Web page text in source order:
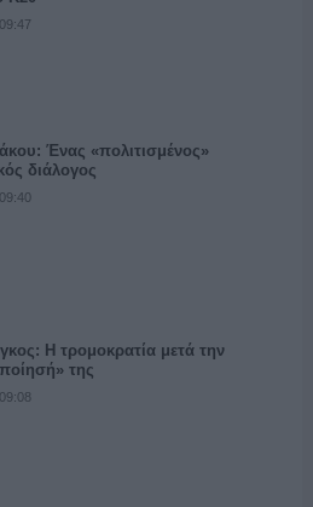
Ένας «πολιτισμένος»
διάλογος
Η τρομοκρατία μετά την
της